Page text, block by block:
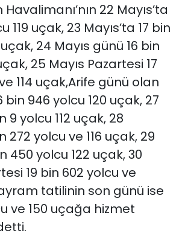
22 Mayıs’ta
119 uçak, 23 Mayıs’ta 17 bin
24 Mayıs günü 16 bin
25 Mayıs Pazartesi 17
114 uçak,Arife günü olan
bin 946 yolcu 120 uçak, 27
9 yolcu 112 uçak, 28
272 yolcu ve 116 uçak, 29
450 yolcu 122 uçak, 30
19 bin 602 yolcu ve
tatilinin son günü ise
ve 150 uçağa hizmet